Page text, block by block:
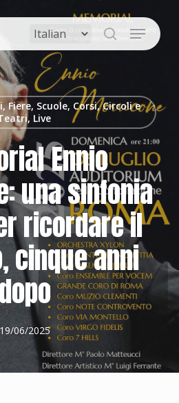
search
Menu
Fiere, Scuole, Corsi, Circoli e
Live
Ennio
una sinfonia
ricordare il
cinque anni
dopo
19/06/2025